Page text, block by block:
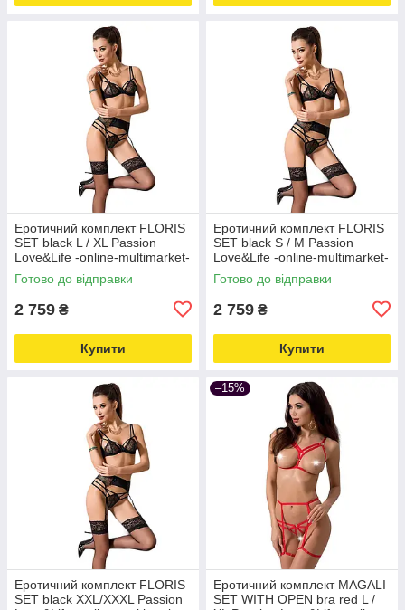
Еротичний комплект FLORIS
SET black L / XL Passion
Love&Life -online-multimarket-
Готово до відправки
2 759 ₴
Купити
Еротичний комплект FLORIS
SET black S / M Passion
Love&Life -online-multimarket-
Готово до відправки
2 759 ₴
Купити
Еротичний комплект FLORIS
SET black XXL/XXXL Passion
–15%
Еротичний комплект MAGALI
SET WITH OPEN bra red L /